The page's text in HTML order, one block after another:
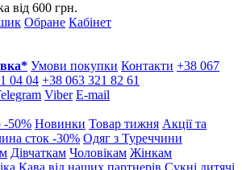
від 600 грн.
Обране Кабінет
Умови покупки Контакти +38 067
04 04 +38 063 321 82 61
Viber E-mail
-50% Новинки Товар тижня Акції та
сток -30% Одяг з Туреччини
Дівчаткам Чоловікам Жінкам
Кава від наших партнерів Сукні дитячі